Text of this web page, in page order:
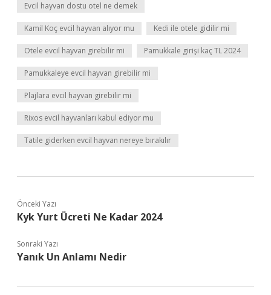
Evcil hayvan dostu otel ne demek
Kamil Koç evcil hayvan alıyor mu Kedi ile otele gidilir mi
Otele evcil hayvan girebilir mi Pamukkale girişi kaç TL 2024
Pamukkaleye evcil hayvan girebilir mi
Plajlara evcil hayvan girebilir mi
Rixos evcil hayvanları kabul ediyor mu
Tatile giderken evcil hayvan nereye bırakılır
Önceki Yazı
Kyk Yurt Ücreti Ne Kadar 2024
Sonraki Yazı
Yanık Un Anlamı Nedir